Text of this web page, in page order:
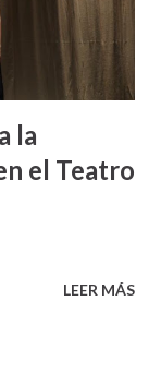
la
el Teatro
LEER MÁS